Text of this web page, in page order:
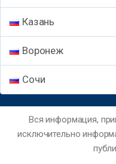
Казань
Воронеж
Сочи
Вся информация,
исключительно